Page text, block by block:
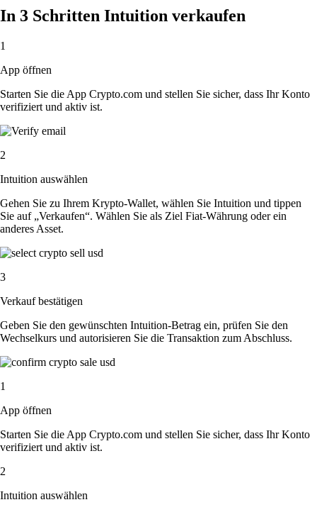
In 3 Schritten Intuition verkaufen
1
App öffnen
Starten Sie die App Crypto.com und stellen Sie sicher, dass Ihr Konto
verifiziert und aktiv ist.
2
Intuition auswählen
Gehen Sie zu Ihrem Krypto-Wallet, wählen Sie Intuition und tippen
Sie auf „Verkaufen“. Wählen Sie als Ziel Fiat-Währung oder ein
anderes Asset.
3
Verkauf bestätigen
Geben Sie den gewünschten Intuition-Betrag ein, prüfen Sie den
Wechselkurs und autorisieren Sie die Transaktion zum Abschluss.
1
App öffnen
Starten Sie die App Crypto.com und stellen Sie sicher, dass Ihr Konto
verifiziert und aktiv ist.
2
Intuition auswählen